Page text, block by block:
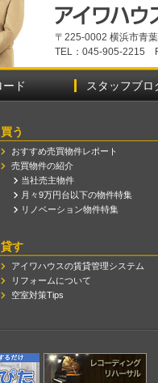
〒225-0002 横浜市青
TEL：045-905-2215
ード スタッフブロ
買う
おすすめ売買物件レポート
売買物件の紹介
当社売主物件
月々9万円台以下の物件特集
リノベーション物件特集
貸す
アイワハウスの賃貸管理システム
リフォームについて
空室対策Tips